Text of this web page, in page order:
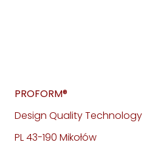
PROFORM®
Design Quality Technology
PL 43-190 Mikołów